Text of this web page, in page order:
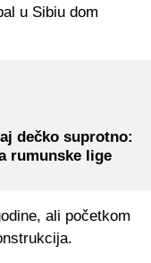
u Sibiu dom
dečko suprotno:
rumunske lige
ali početkom